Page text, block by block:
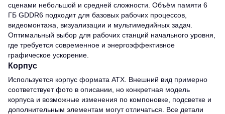
сценами небольшой и средней сложности. Объём памяти 6
ГБ GDDR6 подходит для базовых рабочих процессов,
видеомонтажа, визуализации и мультимедийных задач.
Оптимальный выбор для рабочих станций начального уровня,
где требуется современное и энергоэффективное
графическое ускорение.
Корпус
Используется корпус формата ATX. Внешний вид примерно
соответствует фото в описании, но конкретная модель
корпуса и возможные изменения по компоновке, подсветке и
дополнительным элементам могут отличаться. Все детали